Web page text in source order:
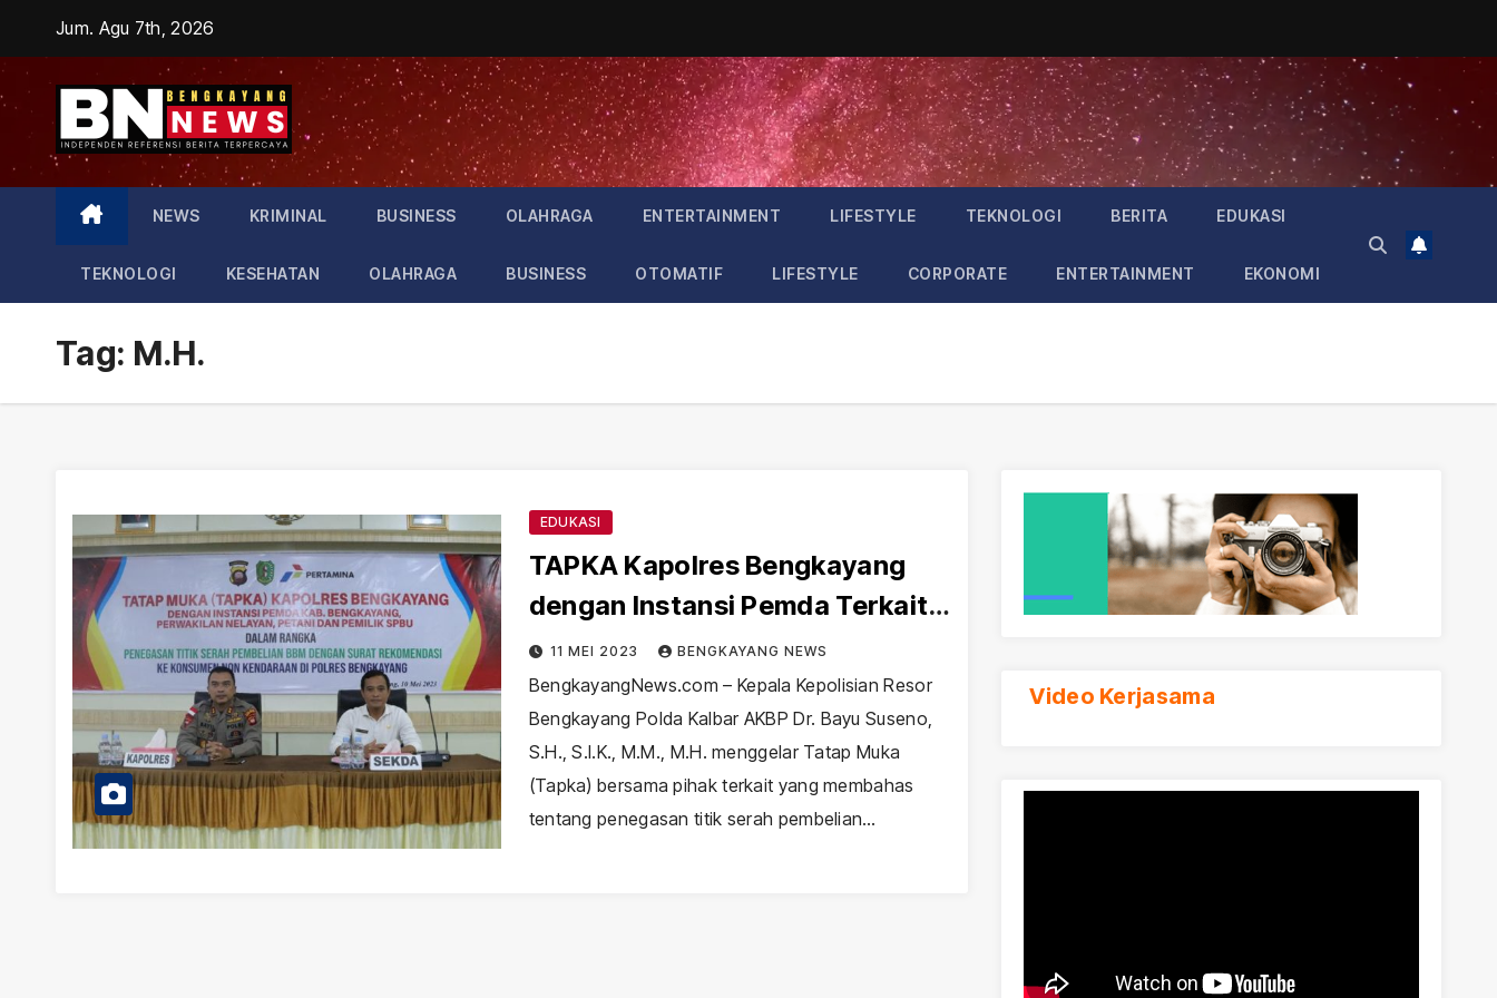
content
Jum. Agu 7th, 2026
NEWS KRIMINAL BUSINESS OLAHRAGA ENTERTAINMENT LIFESTYLE TEKNOLOGI BERITA EDUKASI
TEKNOLOGI KESEHATAN OLAHRAGA BUSINESS OTOMATIF LIFESTYLE CORPORATE ENTERTAINMENT EKONOMI
Tag: M.H.
EDUKASI
TAPKA Kapolres Bengkayang
dengan Instansi Pemda Terkait
Penegasan Titik BBM
11 MEI 2023 BENGKAYANG NEWS
BengkayangNews.com – Kepala Kepolisian Resor
Bengkayang Polda Kalbar AKBP Dr. Bayu Suseno,
S.H., S.I.K., M.M., M.H. menggelar Tatap Muka
(Tapka) bersama pihak terkait yang membahas
tentang penegasan titik serah pembelian…
Video Kerjasama